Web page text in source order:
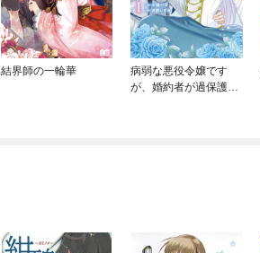
結界師の一輪華
病弱な悪役令嬢です
が、婚約者が過保護す